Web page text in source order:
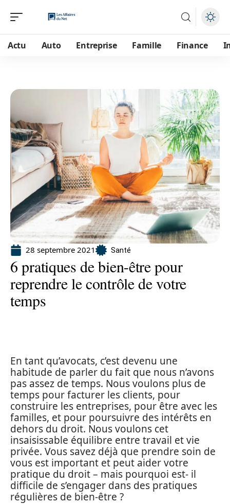
Actu Auto Entreprise Famille Finance
28 septembre 2021 Santé
6 pratiques de bien-être pour
reprendre le contrôle de votre
temps
En tant qu’avocats, c’est devenu une
habitude de parler du fait que nous n’avons
pas assez de temps. Nous voulons plus de
temps pour facturer les clients, pour
construire les entreprises, pour être avec les
familles, et pour poursuivre des intérêts en
dehors du droit. Nous voulons cet
insaisissable équilibre entre travail et vie
privée. Vous savez déjà que prendre soin de
vous est important et peut aider votre
pratique du droit – mais pourquoi est- il
difficile de s’engager dans des pratiques
régulières de bien-être ?